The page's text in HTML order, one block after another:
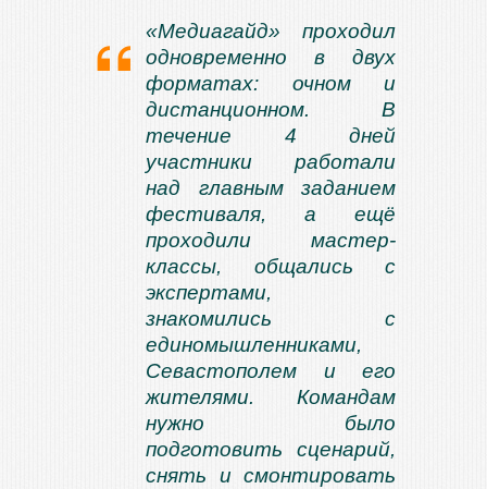
«Медиагайд» проходил
одновременно в двух
форматах: очном и
дистанционном. В
течение 4 дней
участники работали
над главным заданием
фестиваля, а ещё
проходили мастер-
классы, общались с
экспертами,
знакомились с
единомышленниками,
Севастополем и его
жителями. Командам
нужно было
подготовить сценарий,
снять и смонтировать